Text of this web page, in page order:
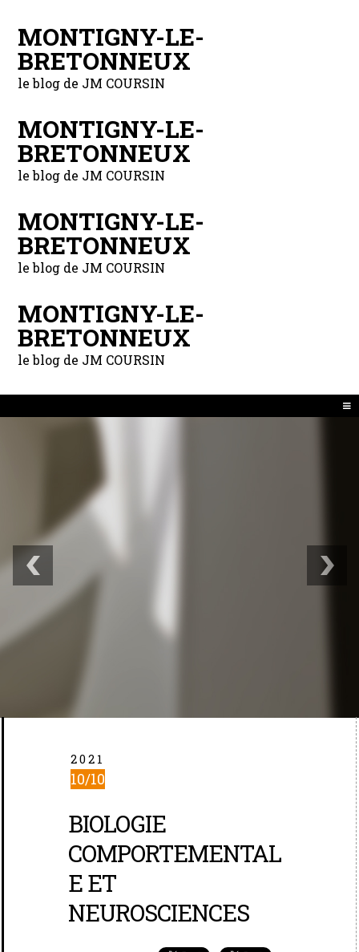
MONTIGNY-LE-
BRETONNEUX
le blog de JM COURSIN
MONTIGNY-LE-
BRETONNEUX
le blog de JM COURSIN
MONTIGNY-LE-
BRETONNEUX
le blog de JM COURSIN
MONTIGNY-LE-
BRETONNEUX
le blog de JM COURSIN
2021
10/10
BIOLOGIE
COMPORTEMENTAL
E ET
NEUROSCIENCES